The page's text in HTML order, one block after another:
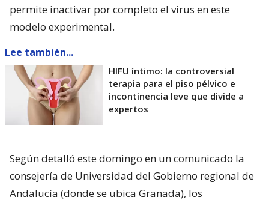
permite inactivar por completo el virus en este
modelo experimental.
Lee también...
HIFU íntimo: la controversial
terapia para el piso pélvico e
incontinencia leve que divide a
expertos
Según detalló este domingo en un comunicado la
consejería de Universidad del Gobierno regional de
Andalucía (donde se ubica Granada), los